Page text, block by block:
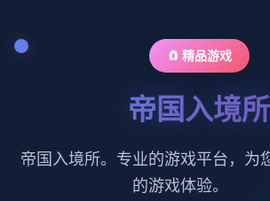
🧲 精品游戏
帝国入境所
帝国入境所。专业的游戏平台，为
的游戏体验。